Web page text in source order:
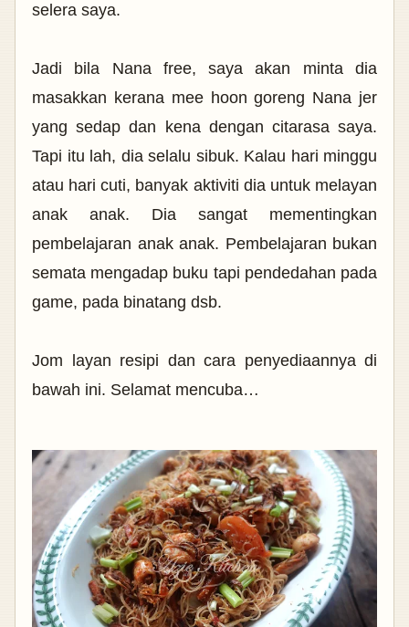
selera saya.
Jadi bila Nana free, saya akan minta dia
masakkan kerana mee hoon goreng Nana jer
yang sedap dan kena dengan citarasa saya.
Tapi itu lah, dia selalu sibuk. Kalau hari minggu
atau hari cuti, banyak aktiviti dia untuk melayan
anak anak. Dia sangat mementingkan
pembelajaran anak anak. Pembelajaran bukan
semata mengadap buku tapi pendedahan pada
game, pada binatang dsb.
Jom layan resipi dan cara penyediaannya di
bawah ini. Selamat mencuba…